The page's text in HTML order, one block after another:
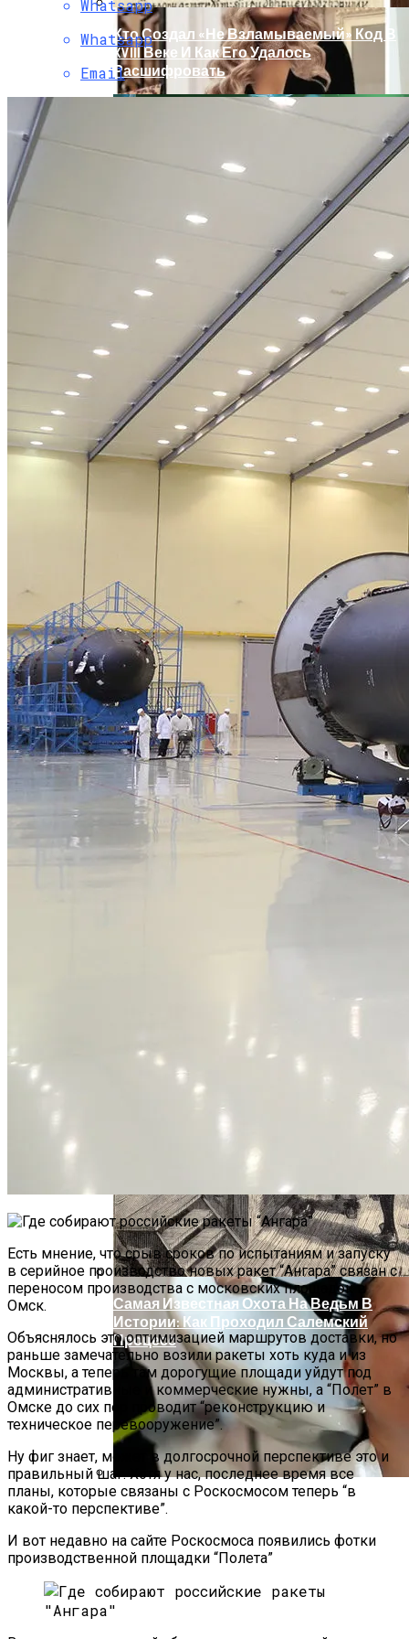
Раскрась Свой Год: Какой Цвет
Принесет Тебе Успех В 2026 Году По
Знаку Зодиака
Ваша Любовь К Оранжевому: Глоток
Энергии Или Сигнал Уставшей Души
Женская Зимняя Обувь: 5 Стильных
Лунный Календарь Окрашивания
Кто Создал «не Взламываемый» Код В
XVIII Веке И Как Его Удалось
Расшифровать
Тайна Происхождения Жизни Скоро
Будет Разгадана
Сергей Марков — О Тайном Цифровом
Суде И Угрозах Искусственного
Интеллекта
Самая Известная Охота На Ведьм В
Истории: Как Проходил Салемский
Процесс
Whatsapp
Whatsapp
Email
Есть мнение, что срыв сроков по испытаниям и запуску
в серийное производство новых ракет “Ангара” связан с
переносом производства с московских площадок в
Омск.
Объяснялось это оптимизацией маршрутов доставки, но
раньше замечательно возили ракеты хоть куда и из
Москвы, а теперь там дорогущие площади уйдут под
административные и коммерческие нужны, а “Полет” в
Омске до сих пор проводит “реконструкцию и
техническое перевооружение”.
Ну фиг знает, может в долгосрочной перспективе это и
правильный шаг. Хотя у нас, последнее время все
планы, которые связаны с Роскосмосом теперь “в
какой-то перспективе”.
И вот недавно на сайте Роскосмоса появились фотки
производственной площадки “Полета”